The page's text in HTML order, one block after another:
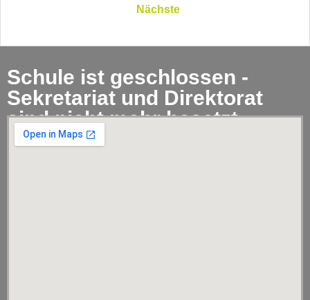
Nächste
Schule ist geschlossen -
Sekretariat und Direktorat
sind nicht mehr besetzt.